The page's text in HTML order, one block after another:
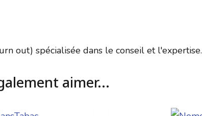
out) spécialisée dans le conseil et l'expertise.
aimer...